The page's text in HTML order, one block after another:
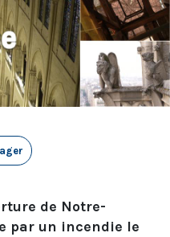
de Notre-
par un incendie le